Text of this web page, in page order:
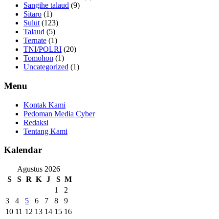
Sangihe talaud (9)
Sitaro (1)
Sulut (123)
Talaud (5)
Ternate (1)
TNI/POLRI (20)
Tomohon (1)
Uncategorized (1)
Menu
Kontak Kami
Pedoman Media Cyber
Redaksi
Tentang Kami
Kalendar
Agustus 2026
S
S R K J S M
1
2
3
4 5 6 7 8
9
10 11 12 13 14 15 16